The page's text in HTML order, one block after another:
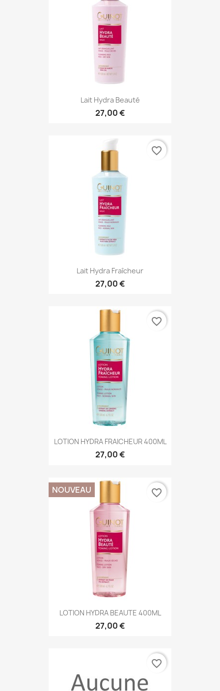
Lait Hydra Beauté
27,00 €
Lait Hydra Fraîcheur
27,00 €
favorite_border
LOTION HYDRA FRAICHEUR 400ML
27,00 €
favorite_border
LOTION HYDRA BEAUTE 400ML
27,00 €
NOUVEAU favorite_border
favorite_border